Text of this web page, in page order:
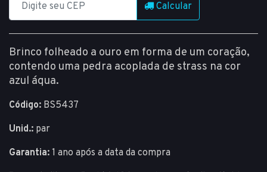
Calcular
Brinco folheado a ouro em forma de um coração,
contendo uma pedra acoplada de strass na cor
azul áqua.
Código: BS5437
Unid.: par
Garantia: 1 ano após a data da compra